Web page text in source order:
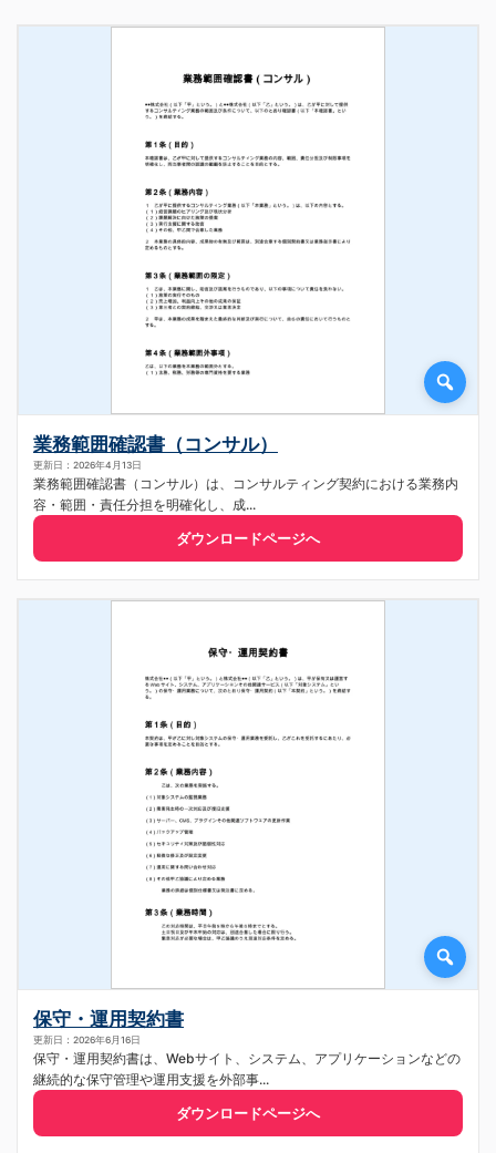
業務範囲確認書（コンサル）
更新日：2026年4月13日
業務範囲確認書（コンサル）は、コンサルティング契約における業務内
容・範囲・責任分担を明確化し、成...
ダウンロードページへ
保守・運用契約書
更新日：2026年6月16日
保守・運用契約書は、Webサイト、システム、アプリケーションなどの
継続的な保守管理や運用支援を外部事...
ダウンロードページへ